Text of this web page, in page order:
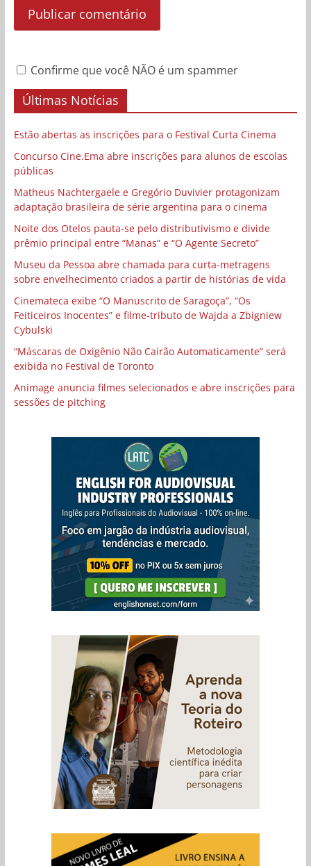
Confirme que você NÃO é um spammer
Últimas Notícias
Estão abertas as inscrições para o Festival Curta Cinema
Concurso Cine.Ema abre inscrições para alunos de escolas
públicas
Matheus Nachtergaele e Gregório Duvivier protagonizam
adaptação brasileira de série argentina para o cinema
Noite dos Otelos pauta-se pelo distributivismo e divide
prêmio principal entre “Manas” e “O Agente Secreto”
Museu da Pessoa abre chamada para curta-metragens
sobre envelhecimento criados a partir de histórias de vida
Cinemateca exibe “O Manuscrito de Saragoça”, “Os
Feiticeiros Inocentes” e filme-tributo de Wajda a Zbigniew
Cybulski
“Máscaras de Oxigênio Não Cairão Automaticamente” será
exibida no Festival de Toronto
Animage anuncia filmes selecionados e abre inscrições para
sessões de pitching